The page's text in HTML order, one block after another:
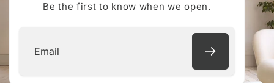
Be the first to know when we open.